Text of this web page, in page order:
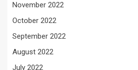
November 2022
October 2022
September 2022
August 2022
July 2022